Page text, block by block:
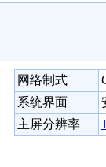
网络制式
系统界面
主屏分辨率